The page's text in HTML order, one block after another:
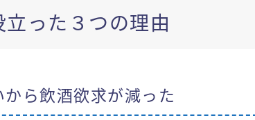
った３つの理由
ら飲酒欲求が減った